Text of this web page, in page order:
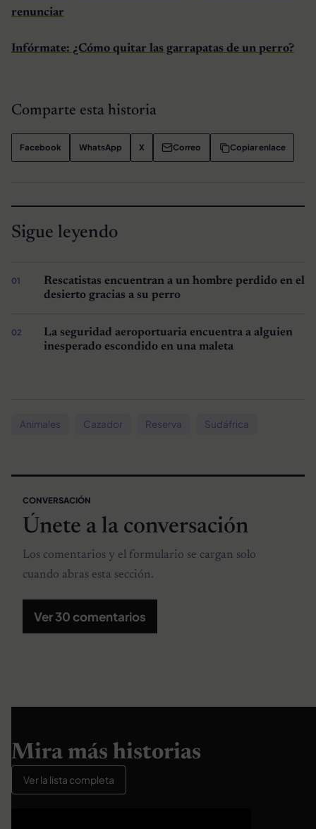
renunciar
Infórmate: ¿Cómo quitar las garrapatas de un perro?
Comparte esta historia
Facebook WhatsApp X Correo Copiar enlace
Sigue leyendo
Rescatistas encuentran a un hombre perdido en el
desierto gracias a su perro
La seguridad aeroportuaria encuentra a alguien
inesperado escondido en una maleta
Animales Cazador Reserva Sudáfrica
CONVERSACIÓN
Únete a la conversación
Los comentarios y el formulario se cargan solo
cuando abras esta sección.
Ver 30 comentarios
Mira más historias
Ver la lista completa